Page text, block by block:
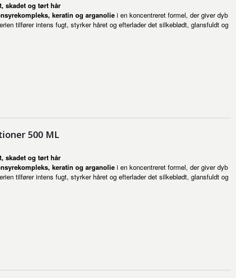
skadet og tørt hår
keratin og arganolie i en koncentreret formel, der giver dyb
tilfører intens fugt, styrker håret og efterlader det silkeblødt, glansfuldt og
500 ML
skadet og tørt hår
keratin og arganolie i en koncentreret formel, der giver dyb
tilfører intens fugt, styrker håret og efterlader det silkeblødt, glansfuldt og